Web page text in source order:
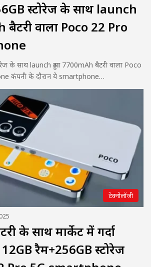
स्टोरेज के साथ launch
वाला Poco 22 Pro
के साथ launch हुआ 7700mAh बैटरी वाला Poco
कंपनी के दौरान ये smartphone…
टेक्नोलॉजी
के साथ मार्केट में गर्दा
रैम+256GB स्टोरेज